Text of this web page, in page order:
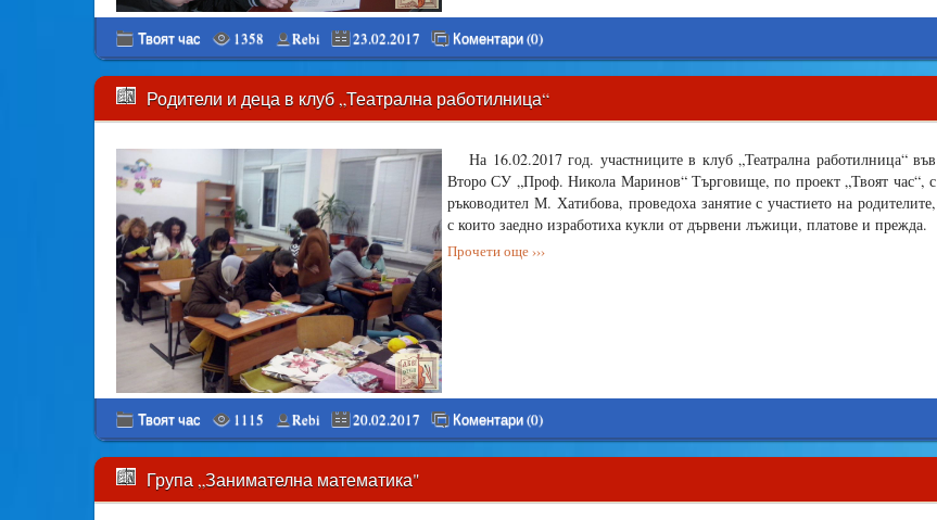
Твоят час 1358 Rebi 23.02.2017 Коментари (0)
Родители и деца в клуб „Театрална работилница“
На 16.02.2017 год. участниците в клуб „Театрална работилница“ във
Второ СУ „Проф. Никола Маринов“ Търговище, по проект „Твоят час“, с
ръководител М. Хатибова, проведоха занятие с участието на родителите,
с които заедно изработиха кукли от дървени лъжици, платове и прежда.
Прочети още ›››
Твоят час 1115 Rebi 20.02.2017 Коментари (0)
Група „Занимателна математика"